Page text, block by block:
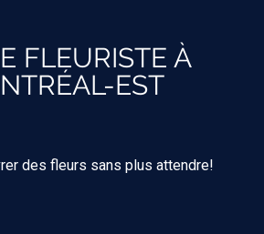
FLEURISTE À
EST
des fleurs sans plus attendre!